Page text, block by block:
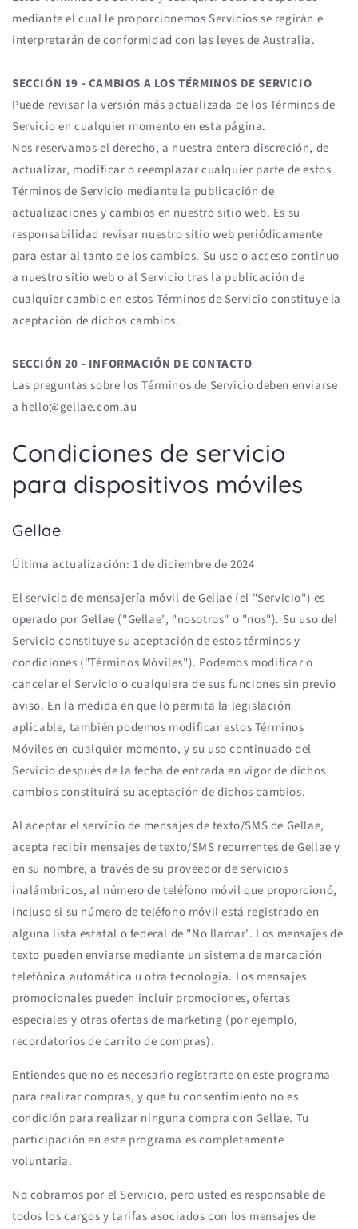
mediante el cual le proporcionemos Servicios se regirán e
interpretarán de conformidad con las leyes de Australia.
SECCIÓN 19 - CAMBIOS A LOS TÉRMINOS DE SERVICIO
Puede revisar la versión más actualizada de los Términos de
Servicio en cualquier momento en esta página.
Nos reservamos el derecho, a nuestra entera discreción, de
actualizar, modificar o reemplazar cualquier parte de estos
Términos de Servicio mediante la publicación de
actualizaciones y cambios en nuestro sitio web. Es su
responsabilidad revisar nuestro sitio web periódicamente
para estar al tanto de los cambios. Su uso o acceso continuo
a nuestro sitio web o al Servicio tras la publicación de
cualquier cambio en estos Términos de Servicio constituye la
aceptación de dichos cambios.
SECCIÓN 20 - INFORMACIÓN DE CONTACTO
Las preguntas sobre los Términos de Servicio deben enviarse
a hello@gellae.com.au
Condiciones de servicio
para dispositivos móviles
Gellae
Última actualización: 1 de diciembre de 2024
El servicio de mensajería móvil de Gellae (el "Servicio") es
operado por Gellae ("Gellae", "nosotros" o "nos"). Su uso del
Servicio constituye su aceptación de estos términos y
condiciones ("Términos Móviles"). Podemos modificar o
cancelar el Servicio o cualquiera de sus funciones sin previo
aviso. En la medida en que lo permita la legislación
aplicable, también podemos modificar estos Términos
Móviles en cualquier momento, y su uso continuado del
Servicio después de la fecha de entrada en vigor de dichos
cambios constituirá su aceptación de dichos cambios.
Al aceptar el servicio de mensajes de texto/SMS de Gellae,
acepta recibir mensajes de texto/SMS recurrentes de Gellae y
en su nombre, a través de su proveedor de servicios
inalámbricos, al número de teléfono móvil que proporcionó,
incluso si su número de teléfono móvil está registrado en
alguna lista estatal o federal de "No llamar". Los mensajes de
texto pueden enviarse mediante un sistema de marcación
telefónica automática u otra tecnología. Los mensajes
promocionales pueden incluir promociones, ofertas
especiales y otras ofertas de marketing (por ejemplo,
recordatorios de carrito de compras).
Entiendes que no es necesario registrarte en este programa
para realizar compras, y que tu consentimiento no es
condición para realizar ninguna compra con Gellae. Tu
participación en este programa es completamente
voluntaria.
No cobramos por el Servicio, pero usted es responsable de
todos los cargos y tarifas asociados con los mensajes de